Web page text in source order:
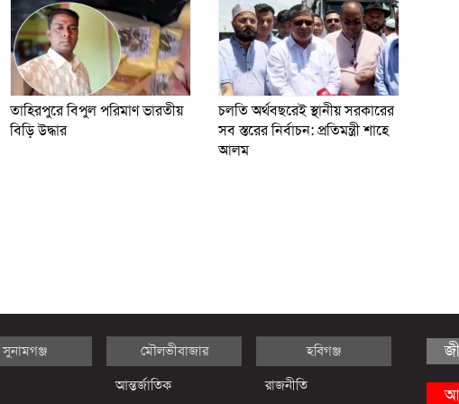
তাহিরপুরে বিপুল পরিমাণ ভারতীয়
বিড়ি উদ্ধার
চলতি অর্থবছরেই স্থানীয় সরকারের
সব স্তরের নির্বাচন: প্রতিমন্ত্রী শাহে
আলম
সুনামগঞ্জ মৌলভীবাজার হবিগঞ্জ
আন্তর্জাতিক রাজনীতি